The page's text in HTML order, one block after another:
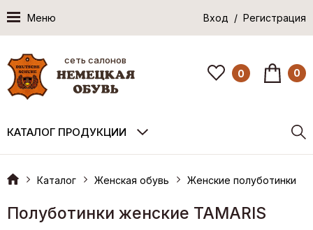
Меню Вход / Регистрация
сеть салонов
0 0
КАТАЛОГ ПРОДУКЦИИ
Каталог Женская обувь Женские полуботинки
Полуботинки женские TAMARIS